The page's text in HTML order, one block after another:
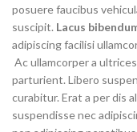
posuere faucibus
suscipit. Lacus
adipiscing facilisi
Ac ullamcorper a
parturient. Libero
curabitur. Erat a per dis
suspendisse nec